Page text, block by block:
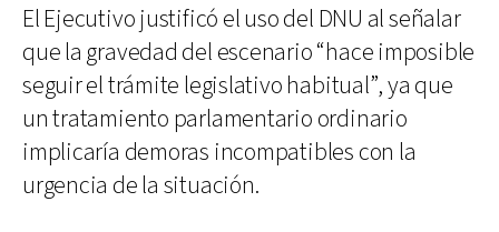
El Ejecutivo justificó el uso del DNU al señalar
que la gravedad del escenario “hace imposible
seguir el trámite legislativo habitual”, ya que
un tratamiento parlamentario ordinario
implicaría demoras incompatibles con la
urgencia de la situación.